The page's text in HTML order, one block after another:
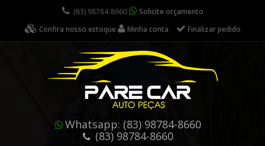
(83) 98784-8660
Solicite orçamento
Confira nosso estoque
Minha conta Finalizar pedido
Whatsapp: (83) 98784-8660
(83) 98784-8660